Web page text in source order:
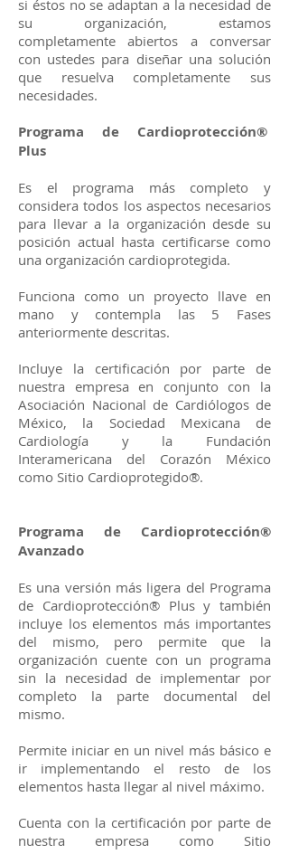
si éstos no se adaptan a la necesidad de
su organización, estamos
completamente abiertos a conversar
con ustedes para diseñar una solución
que resuelva completamente sus
necesidades.
Programa de Cardioprotección®
Plus
Es el programa más completo y
considera todos los aspectos necesarios
para llevar a la organización desde su
posición actual hasta certificarse como
una organización cardioprotegida.
Funciona como un proyecto llave en
mano y contempla las 5 Fases
anteriormente descritas.
Incluye la certificación por parte de
nuestra empresa en conjunto con la
Asociación Nacional de Cardiólogos de
México, la Sociedad Mexicana de
Cardiología y la Fundación
Interamericana del Corazón México
como Sitio Cardioprotegido®.
Programa de Cardioprotección®
Avanzado
Es una versión más ligera del Programa
de Cardioprotección® Plus y también
incluye los elementos más importantes
del mismo, pero permite que la
organización cuente con un programa
sin la necesidad de implementar por
completo la parte documental del
mismo.
Permite iniciar en un nivel más básico e
ir implementando el resto de los
elementos hasta llegar al nivel máximo.
Cuenta con la certificación por parte de
nuestra empresa como Sitio